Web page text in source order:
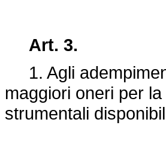
Art. 3.
1. Agli
maggiori oneri per
strumentali